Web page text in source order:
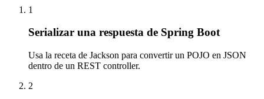
1
Serializar una respuesta de Spring Boot
Usa la receta de Jackson para convertir un POJO en JSON
dentro de un REST controller.
2